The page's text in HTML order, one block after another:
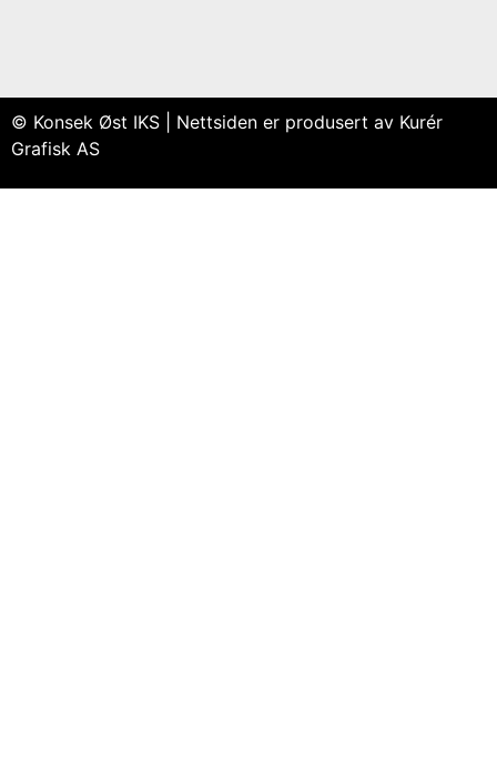
© Konsek Øst IKS | Nettsiden er produsert av Kurér
Grafisk AS